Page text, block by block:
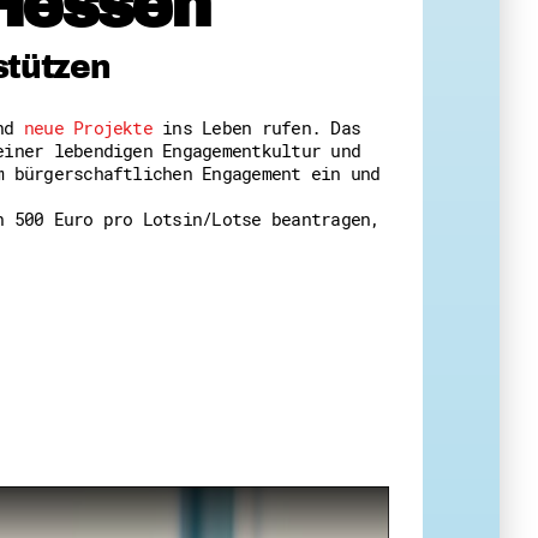
neue Projekteins Leben rufen. Das
lebendigen Engagementkultur und
Engagement ein und
500 Euro pro Lotsin/Lotse beantragen,